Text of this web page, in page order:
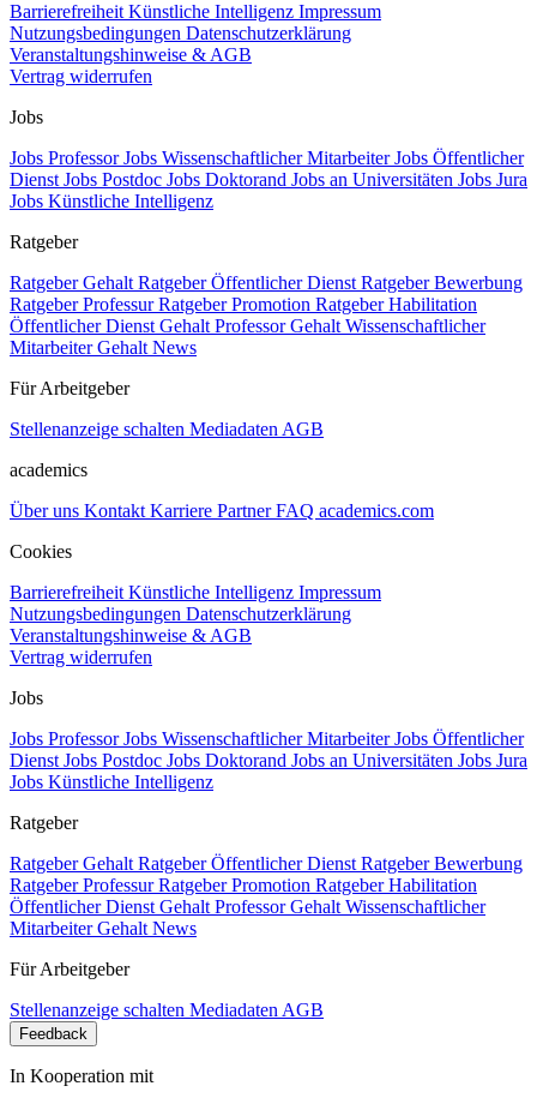
Barrierefreiheit Künstliche Intelligenz Impressum
Nutzungsbedingungen Datenschutzerklärung
Veranstaltungshinweise & AGB
Vertrag widerrufen
Jobs
Jobs ProfessorJobs Wissenschaftlicher MitarbeiterJobs Öffentlicher
Dienst Jobs Postdoc Jobs Doktorand Jobs an Universitäten Jobs Jura
Jobs Künstliche Intelligenz
Ratgeber
Ratgeber Gehalt Ratgeber Öffentlicher Dienst Ratgeber Bewerbung
Ratgeber ProfessurRatgeber Promotion Ratgeber Habilitation
Öffentlicher Dienst Gehalt Professor Gehalt Wissenschaftlicher
Mitarbeiter Gehalt News
Für Arbeitgeber
Stellenanzeige schalten Mediadaten AGB
academics
Über uns Kontakt Karriere PartnerFAQ academics.com
Cookies
Barrierefreiheit Künstliche Intelligenz Impressum
Nutzungsbedingungen Datenschutzerklärung
Veranstaltungshinweise & AGB
Vertrag widerrufen
Jobs
Jobs ProfessorJobs Wissenschaftlicher MitarbeiterJobs Öffentlicher
Dienst Jobs Postdoc Jobs Doktorand Jobs an Universitäten Jobs Jura
Jobs Künstliche Intelligenz
Ratgeber
Ratgeber Gehalt Ratgeber Öffentlicher Dienst Ratgeber Bewerbung
Ratgeber ProfessurRatgeber Promotion Ratgeber Habilitation
Öffentlicher Dienst Gehalt Professor Gehalt Wissenschaftlicher
Mitarbeiter Gehalt News
Für Arbeitgeber
Stellenanzeige schalten Mediadaten AGB
Feedback
In Kooperation mit